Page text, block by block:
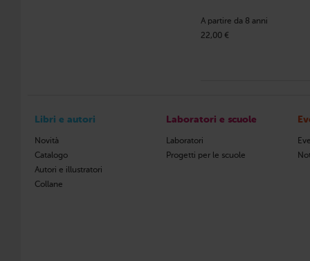
A partire da 8 anni
22,00 €
Libri e autori
Novità
Catalogo
Autori e illustratori
Collane
Laboratori e scuole
Laboratori
Progetti per le scuole